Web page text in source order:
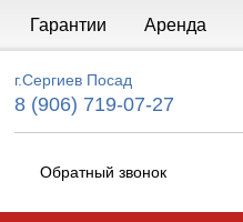
Гарантии Аренда
г.Сергиев Посад
8 (906) 719-07-27
Обратный звонок